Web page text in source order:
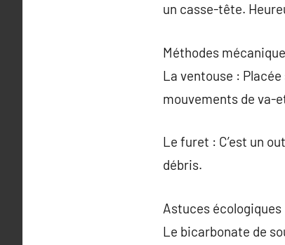
un casse-tête.
Méthodes
La ventouse :
mouvements de va-
Le furet : C’est un
débris.
Astuces écologiques
Le bicarbonate de